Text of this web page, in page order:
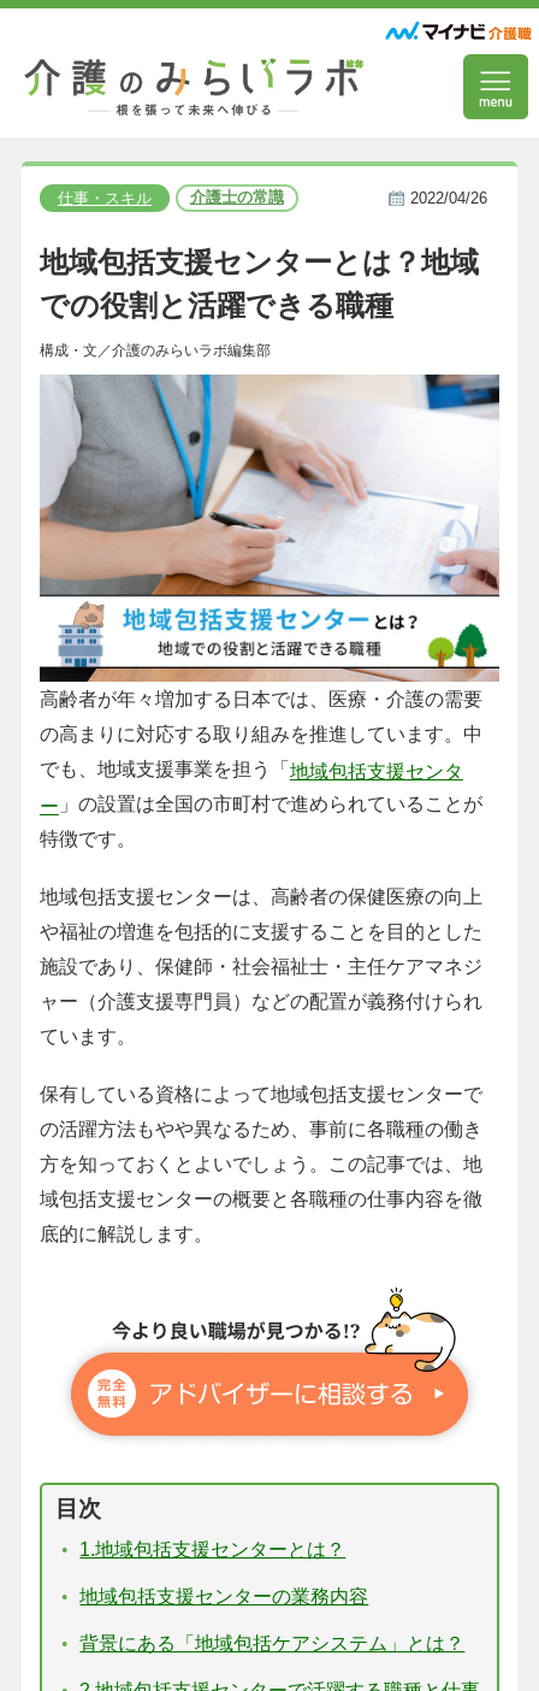
仕事・スキル 介護士の常識 2022/04/26
地域包括支援センターとは？地域
での役割と活躍できる職種
構成・文／介護のみらいラボ編集部
高齢者が年々増加する日本では、医療・介護の需要
の高まりに対応する取り組みを推進しています。中
でも、地域支援事業を担う「地域包括支援センタ
ー 」の設置は全国の市町村で進められていることが
特徴です。
地域包括支援センターは、高齢者の保健医療の向上
や福祉の増進を包括的に支援することを目的とした
施設であり、保健師・社会福祉士・主任ケアマネジ
ャー（介護支援専門員）などの配置が義務付けられ
ています。
保有している資格によって地域包括支援センターで
の活躍方法もやや異なるため、事前に各職種の働き
方を知っておくとよいでしょう。この記事では、地
域包括支援センターの概要と各職種の仕事内容を徹
底的に解説します。
目次
1.地域包括支援センターとは？
地域包括支援センターの業務内容
背景にある「地域包括ケアシステム」とは？